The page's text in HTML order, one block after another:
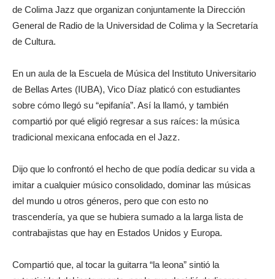
de Colima Jazz que organizan conjuntamente la Dirección
General de Radio de la Universidad de Colima y la Secretaría
de Cultura.
En un aula de la Escuela de Música del Instituto Universitario
de Bellas Artes (IUBA), Vico Díaz platicó con estudiantes
sobre cómo llegó su “epifanía”. Así la llamó, y también
compartió por qué eligió regresar a sus raíces: la música
tradicional mexicana enfocada en el Jazz.
Dijo que lo confrontó el hecho de que podía dedicar su vida a
imitar a cualquier músico consolidado, dominar las músicas
del mundo u otros géneros, pero que con esto no
trascendería, ya que se hubiera sumado a la larga lista de
contrabajistas que hay en Estados Unidos y Europa.
Compartió que, al tocar la guitarra “la leona” sintió la